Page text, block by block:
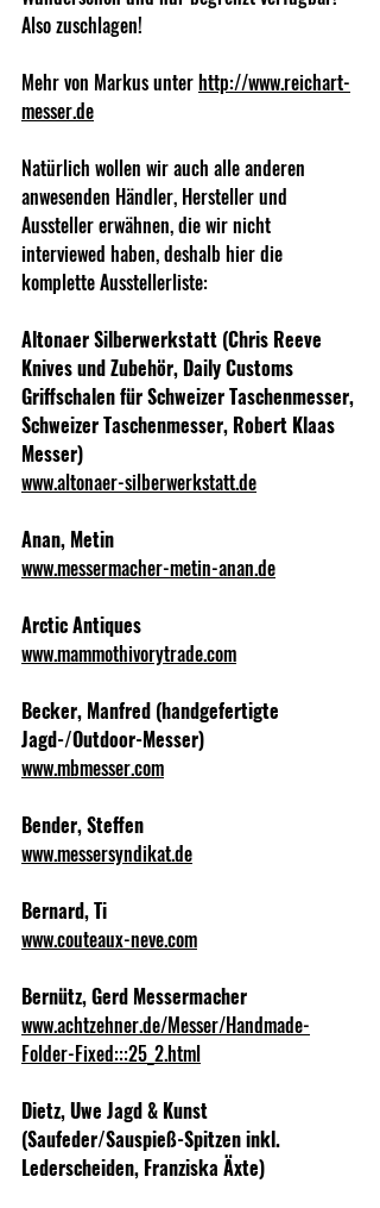
Also zuschlagen!
Mehr von Markus unter http://www.reichart-
messer.de
Natürlich wollen wir auch alle anderen
anwesenden Händler, Hersteller und
Aussteller erwähnen, die wir nicht
interviewed haben, deshalb hier die
komplette Ausstellerliste:
Altonaer Silberwerkstatt (Chris Reeve
Knives und Zubehör, Daily Customs
Griffschalen für Schweizer Taschenmesser,
Schweizer Taschenmesser, Robert Klaas
Messer)
www.altonaer-silberwerkstatt.de
Anan, Metin
www.messermacher-metin-anan.de
Arctic Antiques
www.mammothivorytrade.com
Becker, Manfred (handgefertigte
Jagd-/Outdoor-Messer)
www.mbmesser.com
Bender, Steffen
www.messersyndikat.de
Bernard, Ti
www.couteaux-neve.com
Bernütz, Gerd Messermacher
www.achtzehner.de/Messer/Handmade-
Folder-Fixed:::25_2.html
Dietz, Uwe Jagd & Kunst
(Saufeder/Sauspieß-Spitzen inkl.
Lederscheiden, Franziska Äxte)